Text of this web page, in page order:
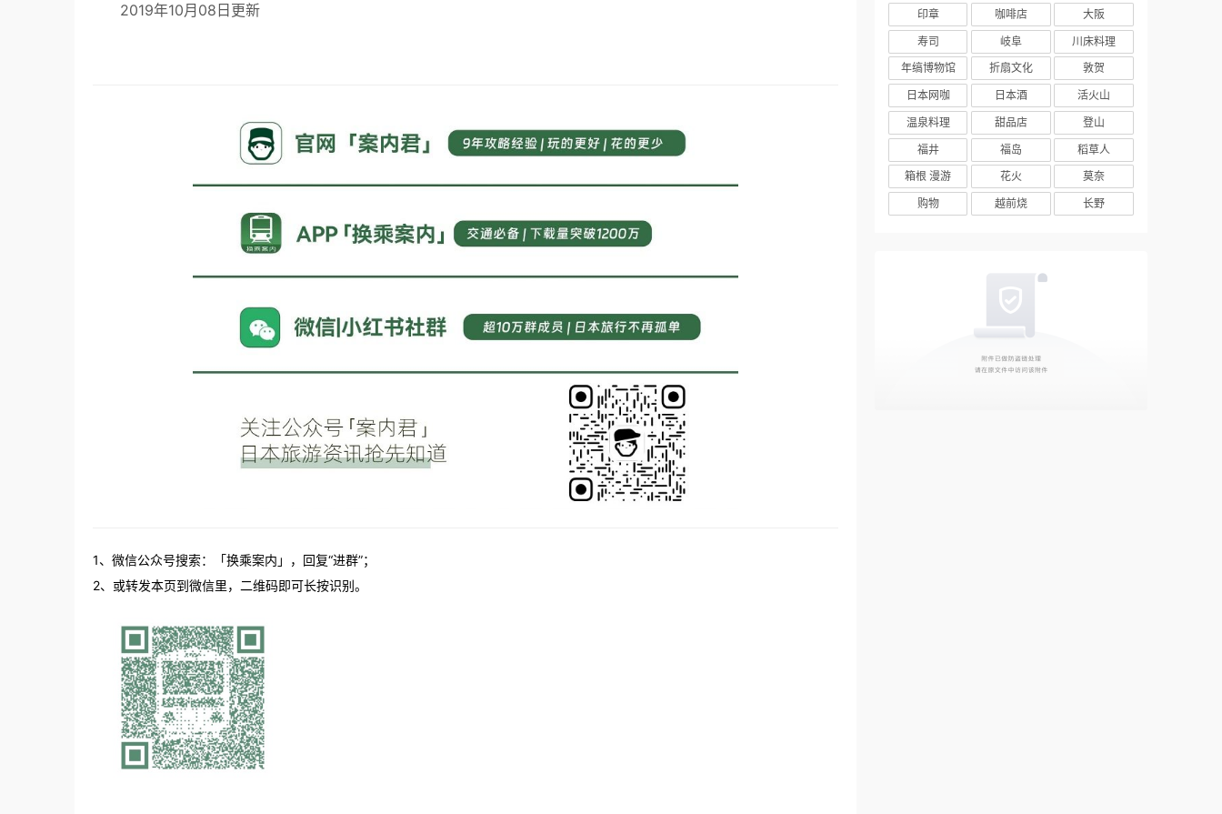
      2019年10月08日更新
1、微信公众号搜索：「换乘案内」，回复“进群”；
2、或转发本页到微信里，二维码即可长按识别。
印章
咖啡店
大阪
寿司
岐阜
川床料理
年缟博物馆
折扇文化
敦贺
日本网咖
日本酒
活火山
温泉料理
甜品店
登山
福井
福岛
稻草人
箱根 漫游
花火
莫奈
购物
越前烧 长野